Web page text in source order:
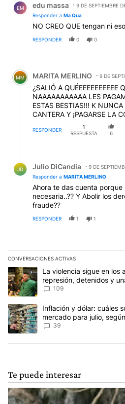
EM edu massa
9 DE SEPTIEMBRE
Responder a Ma Qua
NO CREO QUE tengan ni eso
RESPONDER 0 0
Comentario de MARITA
MM MARITA MERLINO 9 DE
¿SALIÓ A QUÉEEEEEEEEEE
NAAAAAAAAAAA LES
ESTAS BESTIAS!!! K
CANTERA Y ¡PAGARSE LA
RESPONDER
1
RESPUESTA
6
JD Julio DiCandia
9 DE
Responder a MARITA MERLINO
Ahora te das cuenta
necesaria..?? Y Abolir los
fraude??
RESPONDER 1 1
CONVERSACIONES ACTIVAS
Este listado muestra los artículos
Un artículo de tendencia con el
La violencia sigue en los
represión, detenidos y
109
Un artículo de tendencia con el
Inflación y dólar: cuáles
mercado para julio,
39